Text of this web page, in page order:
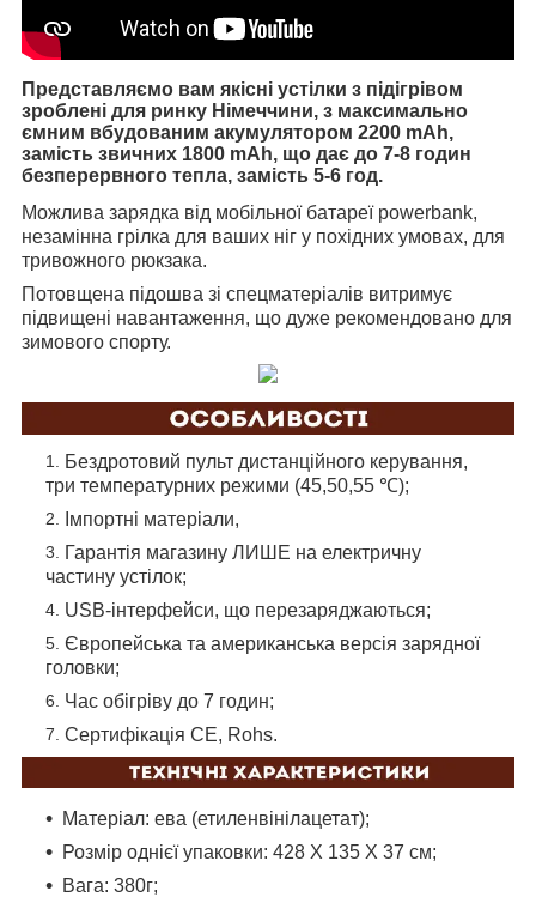
Представляємо вам якісні устілки з підігрівом
зроблені для ринку Німеччини, з максимально
ємним вбудованим акумулятором 2200 mAh,
замість звичних 1800 mAh, що дає до 7-8 годин
безперервного тепла, замість 5-6 год.
Можлива зарядка від мобільної батареї powerbank,
незамінна грілка для ваших ніг у похідних умовах, для
тривожного рюкзака.
Потовщена підошва зі спецматеріалів витримує
підвищені навантаження, що дуже рекомендовано для
зимового спорту.
Бездротовий пульт дистанційного керування,
три температурних режими (45,50,55 ℃);
Імпортні матеріали,
Гарантія магазину ЛИШЕ на електричну
частину устілок;
USB-інтерфейси, що перезаряджаються;
Європейська та американська версія зарядної
головки;
Час обігріву до 7 годин;
Сертифікація CE, Rohs.
Матеріал: ева (етиленвінілацетат);
Розмір однієї упаковки: 428 X 135 X 37 см;
Вага: 380г;